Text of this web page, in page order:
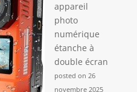
appareil
photo
numérique
étanche à
double écran
posted on 26
novembre 2025